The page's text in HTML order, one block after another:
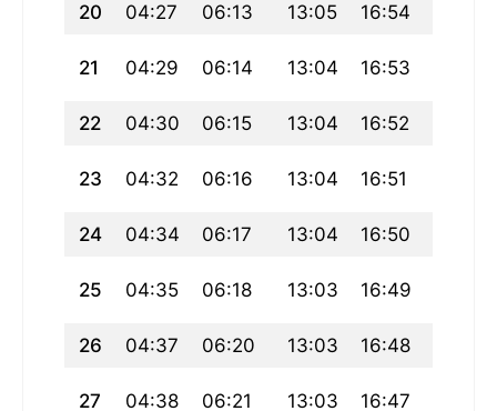
20 04:27 06:13 13:05 16:54
21 04:29 06:14 13:04 16:53
22 04:30 06:15 13:04 16:52
23 04:32 06:16 13:04 16:51
24 04:34 06:17 13:04 16:50
25 04:35 06:18 13:03 16:49
26 04:37 06:20 13:03 16:48
27 04:38 06:21 13:03 16:47